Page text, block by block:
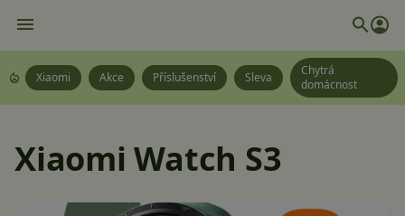
Xiaomi Akce Příslušenství Sleva
Chytrá
domácnost
Xiaomi Watch S3